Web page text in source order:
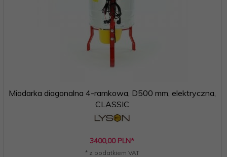
Miodarka diagonalna 4-ramkowa, D500 mm, elektryczna,
CLASSIC
3400,00 PLN*
* z podatkiem VAT